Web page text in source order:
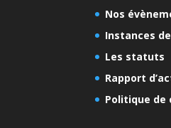
Nos
Instances
Les statuts
Rapport
Politique